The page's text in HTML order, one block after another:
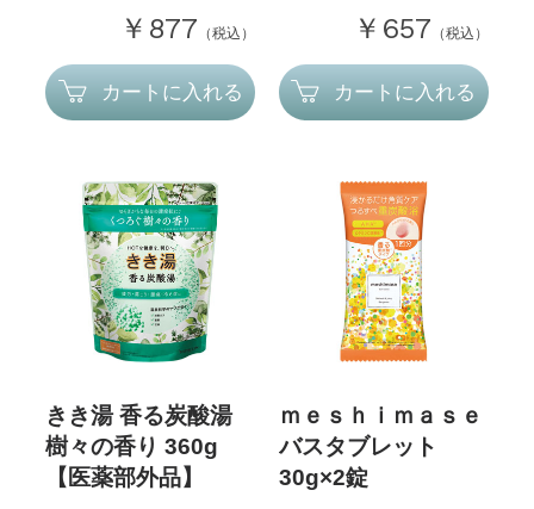
￥877 （税込）
カートに入れる
￥657 （税込）
カートに入れる
きき湯 香る炭酸湯
樹々の香り 360g
【医薬部外品】
ｍｅｓｈｉｍａｓｅ
バスタブレット
30g×2錠